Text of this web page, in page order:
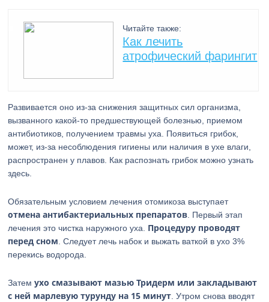
Читайте также:
Как лечить
атрофический фарингит
Развивается оно из-за снижения защитных сил организма,
вызванного какой-то предшествующей болезнью, приемом
антибиотиков, получением травмы уха. Появиться грибок,
может, из-за несоблюдения гигиены или наличия в ухе влаги,
распространен у плавов. Как распознать грибок можно узнать
здесь.
Обязательным условием лечения отомикоза выступает
отмена антибактериальных препаратов . Первый этап
лечения это чистка наружного уха. Процедуру проводят
перед сном . Следует лечь набок и выжать ваткой в ухо 3%
перекись водорода.
Затемухо смазывают мазью Тридерм или закладывают
с ней марлевую турунду на 15 минут . Утром снова вводят